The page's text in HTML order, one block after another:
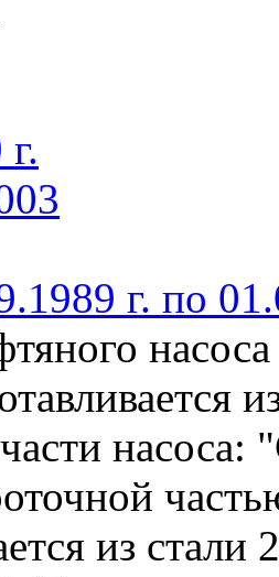
г. по
насоса:
из